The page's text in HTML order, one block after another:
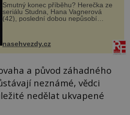
Smutný konec příběhu? Herečka ze
seriálu Studna, Hana Vagnerová
(42), poslední dobou nepůsobí
nasehvezdy.cz
a původ záhadného
neznámé, vědci
nedělat ukvapené